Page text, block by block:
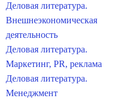
Деловая литература.
Внешнеэкономическая
деятельность
Деловая литература.
Маркетинг, PR, реклама
Деловая литература.
Менеджмент